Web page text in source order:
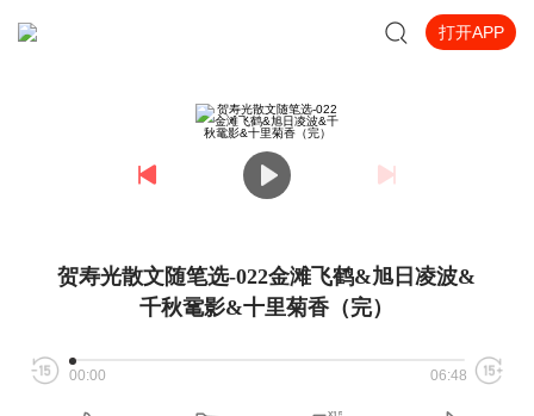
打开APP
贺寿光散文随笔选-022金滩飞鹤&旭日凌波&
千秋鼋影&十里菊香（完）
00:00 06:48